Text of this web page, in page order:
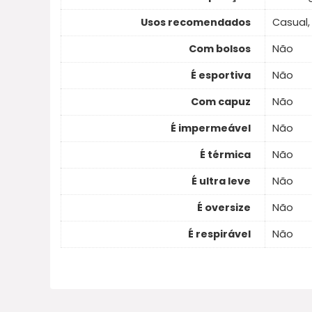
Usos recomendados
Casual,
Com bolsos
Não
É esportiva
Não
Com capuz
Não
É impermeável
Não
É térmica
Não
É ultra leve
Não
É oversize
Não
É respirável
Não